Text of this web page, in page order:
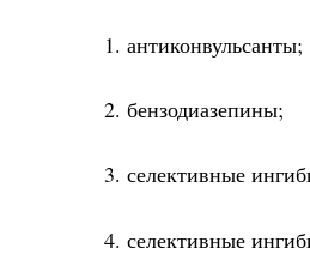
1. антиконвульсанты;
2. бензодиазепины;
3. селективные
4. селективные